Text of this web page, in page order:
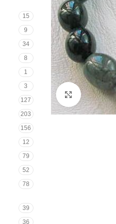
15
9
34
8
1
3
127
203
156
12
79
52
78
39
36
Suurenda